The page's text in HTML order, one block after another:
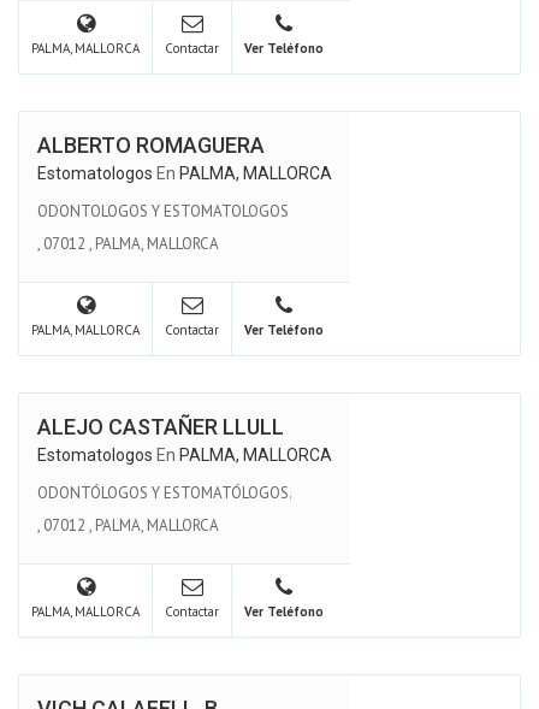
PALMA, MALLORCA Contactar Ver Teléfono
ALBERTO ROMAGUERA
Estomatologos En PALMA, MALLORCA
ODONTOLOGOS Y ESTOMATOLOGOS
, 07012 , PALMA, MALLORCA
PALMA, MALLORCA Contactar Ver Teléfono
ALEJO CASTAÑER LLULL
Estomatologos En PALMA, MALLORCA
ODONTÓLOGOS Y ESTOMATÓLOGOS.
, 07012 , PALMA, MALLORCA
PALMA, MALLORCA Contactar Ver Teléfono